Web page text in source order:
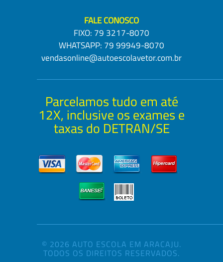
FALE CONOSCO
FIXO: 79 3217-8070
WHATSAPP: 79 99949-8070
vendasonline@autoescolavetor.com.br
Parcelamos tudo em até
12X, inclusive os exames e
taxas do DETRAN/SE
© 2026 AUTO ESCOLA EM ARACAJU.
TODOS OS DIREITOS RESERVADOS.